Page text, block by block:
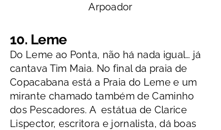
Arpoador
10. Leme
Do Leme ao Ponta, não há nada igual… já
cantava Tim Maia. No final da praia de
Copacabana está a Praia do Leme e um
mirante chamado também de Caminho
dos Pescadores. A estátua de Clarice
Lispector, escritora e jornalista, dá boas